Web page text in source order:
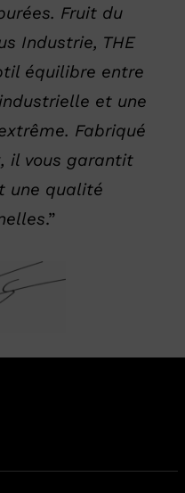
Fruit du
Industrie, THE
équilibre entre
et une
Fabriqué
il vous garantit
une qualité
.”